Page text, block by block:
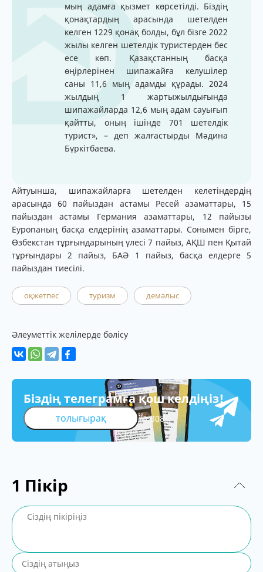
мың адамға қызмет көрсетілді. Біздің
қонақтардың арасында шетелден
келген 1229 қонақ болды, бұл бізге 2022
жылы келген шетелдік туристерден бес
есе көп. Қазақстанның басқа
өңірлерінен шипажайға келушілер
саны 11,6 мың адамды құрады. 2024
жылдың 1 жартыжылдығында
шипажайларда 12,6 мың адам сауығып
қайтты, оның ішінде 701 шетелдік
турист», – деп жалғастырды Мәдина
Бүркітбаева.
Айтуынша, шипажайларға шетелден келетіндердің
арасында 60 пайыздан астамы Ресей азаматтары, 15
пайыздан астамы Германия азаматтары, 12 пайызы
Еуропаның басқа елдерінің азаматтары. Сонымен бірге,
Өзбекстан тұрғындарының үлесі 7 пайыз, АҚШ пен Қытай
тұрғындары 2 пайыз, БАӘ 1 пайыз, басқа елдерге 5
пайыздан тиесілі.
оқжетпес туризм демалыс
Әлеуметтік желілерде бөлісу
Біздің телеграмға қош келдіңіз!
толығырақ 308
1 Пікір